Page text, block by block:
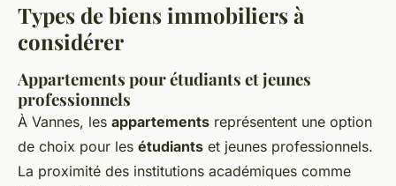
Types de biens immobiliers à
considérer
Appartements pour étudiants et jeunes
professionnels
À Vannes, les appartements représentent une option
de choix pour les étudiants et jeunes professionnels.
La proximité des institutions académiques comme